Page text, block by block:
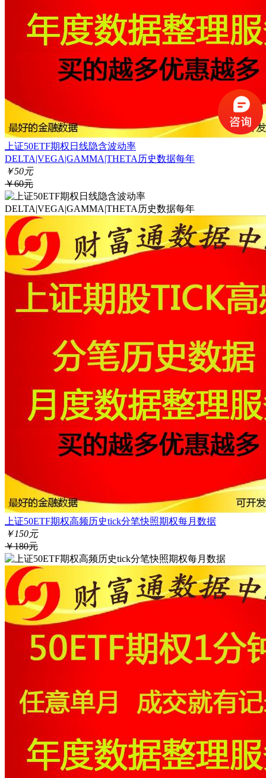
上证50ETF期权日线隐含波动率
DELTA|VEGA|GAMMA|THETA历史数据每年
￥50元
￥60元
上证50ETF期权高频历史tick分笔快照期权每月数据
￥150元
￥180元